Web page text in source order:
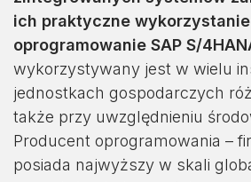
ich praktyczne
oprogramowanie SAP S/
wykorzystywany jest w wielu
jednostkach gospodarczych
także przy uwzględnieniu
Producent oprogramowania –
posiada najwyższy w skali